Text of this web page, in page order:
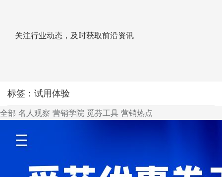
关注行业动态，及时获取前沿资讯
标签：试用体验
全部 名人观察 营销学院 觅芬工具 营销热点